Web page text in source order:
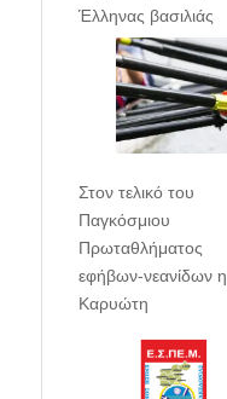
Έλληνας βασιλιάς
Στον τελικό του
Παγκόσμιου
Πρωταθλήματος
εφήβων-νεανίδων η
Καρυώτη